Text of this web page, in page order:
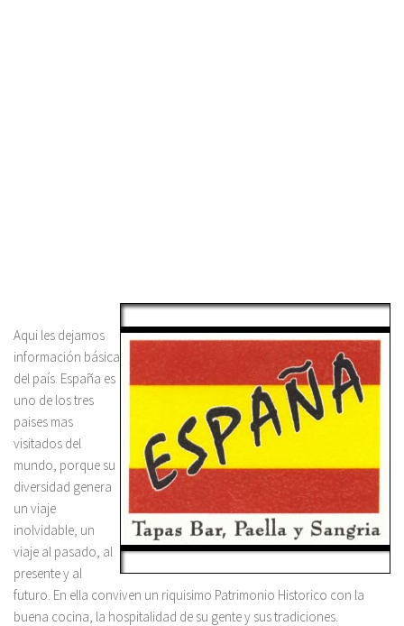
Aqui les dejamos
información básica
del país. España es
uno de los tres
paises mas
visitados del
mundo, porque su
diversidad genera
un viaje
inolvidable, un
viaje al pasado, al
presente y al
futuro. En ella conviven un riquisimo Patrimonio Historico con la
buena cocina, la hospitalidad de su gente y sus tradiciones.